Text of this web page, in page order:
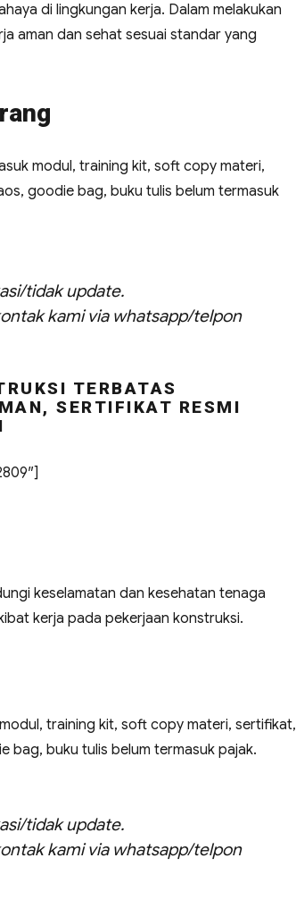
di lingkungan kerja. Dalam melakukan
aman dan sehat sesuai standar yang
modul, training kit, soft copy materi,
goodie bag, buku tulis belum termasuk
tidak update.
kami via whatsapp/telpon
TERBATAS
SERTIFIKAT RESMI
keselamatan dan kesehatan tenaga
kerja pada pekerjaan konstruksi.
training kit, soft copy materi, sertifikat,
bag, buku tulis belum termasuk pajak.
tidak update.
kami via whatsapp/telpon